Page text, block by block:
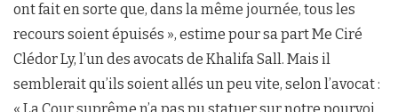
ont fait en sorte que, dans la même journée, tous les
recours soient épuisés », estime pour sa part Me Ciré
Clédor Ly, l’un des avocats de Khalifa Sall. Mais il
semblerait qu’ils soient allés un peu vite, selon l’avocat :